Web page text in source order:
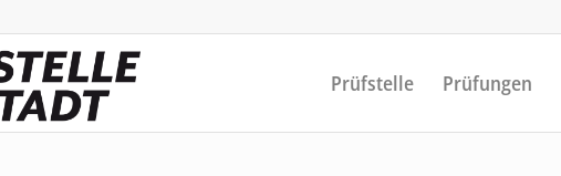
Prüfstelle Prüfungen